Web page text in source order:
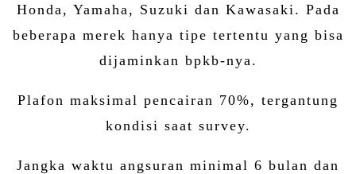
Honda, Yamaha, Suzuki dan Kawasaki. Pada
beberapa merek hanya tipe tertentu yang bisa
dijaminkan bpkb-nya.
Plafon maksimal pencairan 70%, tergantung
kondisi saat survey.
Jangka waktu angsuran minimal 6 bulan dan